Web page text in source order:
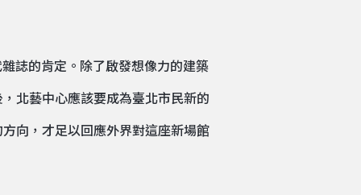
誌的肯定。除了啟發想像力的建築
北藝中心應該要成為臺北市民新的
向，才足以回應外界對這座新場館